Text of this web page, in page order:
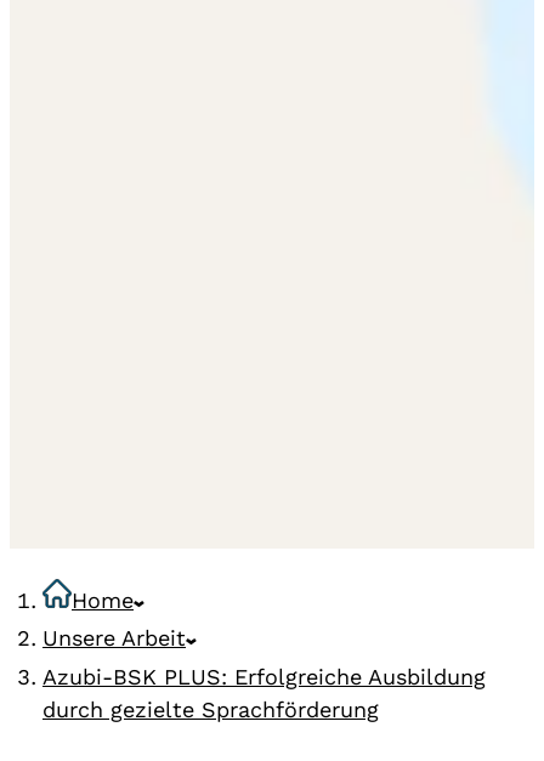
Home
Unsere Arbeit
Azubi-BSK PLUS: Erfolgreiche Ausbildung
durch gezielte Sprachförderung